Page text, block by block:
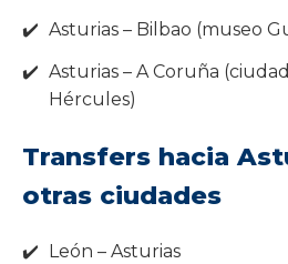
Asturias – Bilbao (museo
Asturias – A Coruña
Hércules)
Transfers hacia
otras ciudades
León – Asturias